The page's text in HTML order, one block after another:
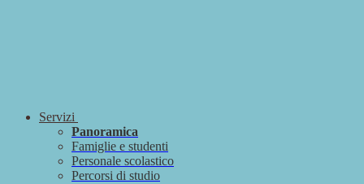
Servizi
Panoramica
Famiglie e studenti
Personale scolastico
Percorsi di studio